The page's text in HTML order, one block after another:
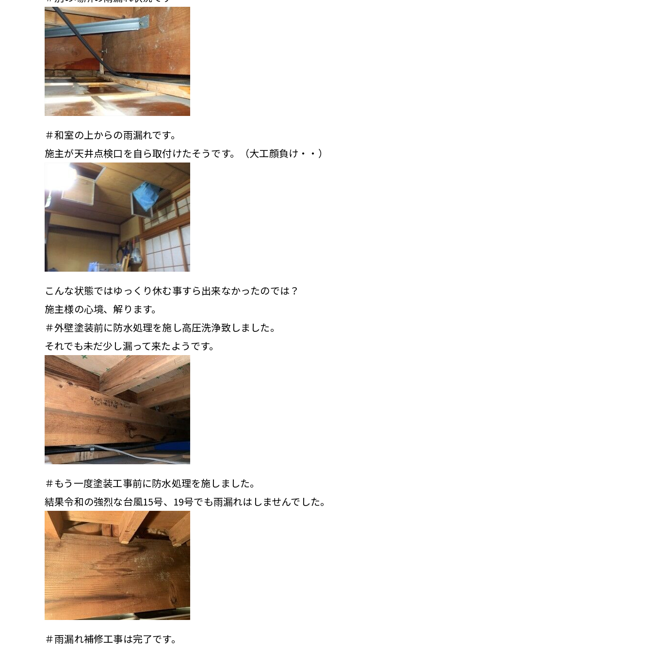
＃和室の上からの雨漏れです。
施主が天井点検口を自ら取付けたそうです。（大工顔負け・・）
こんな状態ではゆっくり休む事すら出来なかったのでは？
施主様の心境、解ります。
＃外壁塗装前に防水処理を施し高圧洗浄致しました。
それでも未だ少し漏って来たようです。
＃もう一度塗装工事前に防水処理を施しました。
結果令和の強烈な台風15号、19号でも雨漏れはしませんでした。
＃雨漏れ補修工事は完了です。